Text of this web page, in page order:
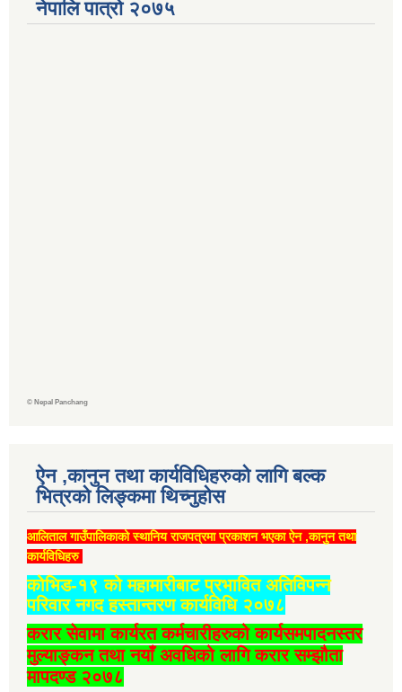
नेपालि पात्रो २०७५
© Nepal Panchang
ऐन ,कानुन तथा कार्यविधिहरुको लागि बल्क
भित्रको लिङ्कमा थिच्‍नुहोस
आलिताल गाउँपालिकाको स्थानिय राजपत्रमा प्रकाशन भएका ऐन ,कानुन तथा
कार्यविधिहरु
कोभिड-१९ को महामारीबाट प्रभावित अतिविपन्न
परिवार नगद हस्तान्तरण कार्यविधि २०७८
करार सेवामा कार्यरत कर्मचारीहरुको कार्यसमपादनस्तर
मुल्याङ्कन तथा नयाँ अवधिको लागि करार सम्झौता
मापदण्ड २०७८